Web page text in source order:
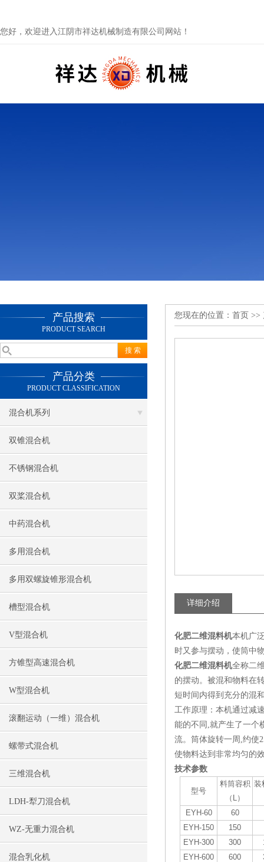
您好，欢迎进入江阴市祥达机械制造有限公司网站！
产品搜索
PRODUCT SEARCH
产品分类
PRODUCT CLASSIFICATION
混合机系列
双锥混合机
不锈钢混合机
双桨混合机
中药混合机
多用混合机
多用双螺旋锥形混合机
槽型混合机
V型混合机
方锥型高速混合机
W型混合机
滚翻运动（一维）混合机
螺带式混合机
三维混合机
LDH-犁刀混合机
WZ-无重力混合机
混合乳化机
您现在的位置： 首页 >>
详细介绍
化肥二维混料机本机广
时又参与摆动，使筒中
化肥二维混料机全称二
的摆动。被混和物料在
短时间内得到充分的混
工作原理：本机通过减
能的不同,就产生了一个
流。筒体旋转一周,约使
使物料达到非常均匀的
技术参数
型号
料筒容积
（L）
装
EYH-60
60
EYH-150
150
EYH-300
300
EYH-600
600